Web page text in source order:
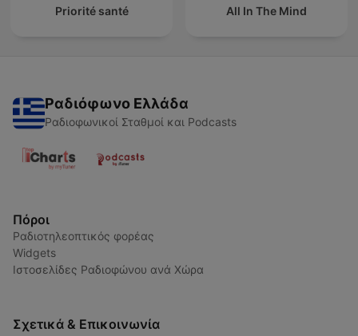
Priorité santé All In The Mind
Ραδιόφωνο Ελλάδα
Ραδιοφωνικοί Σταθμοί και Podcasts
Πόροι
Ραδιοτηλεοπτικός φορέας
Widgets
Ιστοσελίδες Ραδιοφώνου ανά Χώρα
Σχετικά & Επικοινωνία